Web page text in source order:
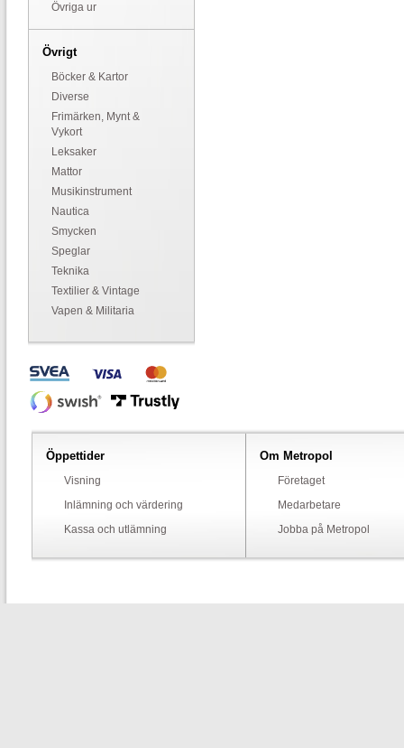
Övriga ur
Övrigt
Böcker & Kartor
Diverse
Frimärken, Mynt &
Vykort
Leksaker
Mattor
Musikinstrument
Nautica
Smycken
Speglar
Teknika
Textilier & Vintage
Vapen & Militaria
Öppettider
Visning
Inlämning och värdering
Kassa och utlämning
Om Metropol
Företaget
Medarbetare
Jobba på Metropol